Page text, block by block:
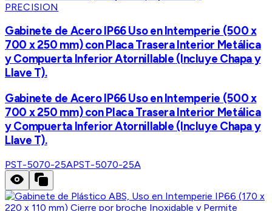
PRECISION
Gabinete de Acero IP66 Uso en Intemperie (500 x
700 x 250 mm) con Placa Trasera Interior Metálica
y Compuerta Inferior Atornillable (Incluye Chapa y
Llave T).
Gabinete de Acero IP66 Uso en Intemperie (500 x
700 x 250 mm) con Placa Trasera Interior Metálica
y Compuerta Inferior Atornillable (Incluye Chapa y
Llave T).
PST-5070-25APST-5070-25A